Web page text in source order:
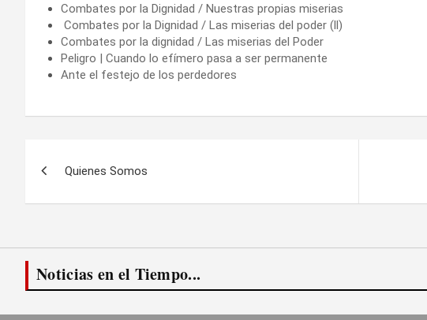
Combates por la Dignidad / Nuestras propias miserias
Combates por la Dignidad / Las miserias del poder (ll)
Combates por la dignidad / Las miserias del Poder
Peligro | Cuando lo efímero pasa a ser permanente
Ante el festejo de los perdedores
Quienes Somos
Noticias en el Tiempo...